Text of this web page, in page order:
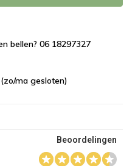
bellen? 06 18297327
ma gesloten)
Beoordelingen